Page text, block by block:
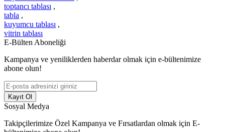
toptancı tablası ,
tabla ,
kuyumcu tablası ,
vitrin tablası
E-Bülten Aboneliği
Kampanya ve yeniliklerden haberdar olmak için e-bültenimize
abone olun!
Kayıt Ol
Sosyal Medya
Takipçilerimize Özel Kampanya ve Fırsatlardan olmak için E-